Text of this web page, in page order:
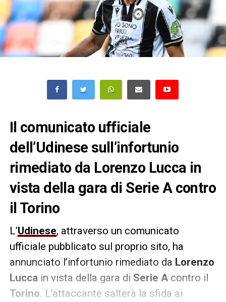
Il comunicato ufficiale
dell’Udinese sull’infortunio
rimediato da Lorenzo Lucca in
vista della gara di Serie A contro
il Torino
L’Udinese, attraverso un comunicato
ufficiale pubblicato sul proprio sito, ha
annunciato l’infortunio rimediato da Lorenzo
Lucca in vista della gara di Serie Acontro il
Torino. L’attaccante salterà la sfida ai